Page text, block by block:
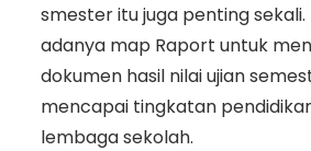
smester itu juga penting
adanya map Raport untuk
dokumen hasil nilai ujian
mencapai tingkatan
lembaga sekolah.